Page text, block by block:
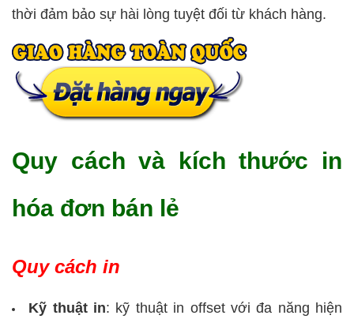
thời đảm bảo sự hài lòng tuyệt đối từ khách hàng.
Quy cách và kích thước in
hóa đơn bán lẻ
Quy cách in
Kỹ thuật in: kỹ thuật in offset với đa năng hiện